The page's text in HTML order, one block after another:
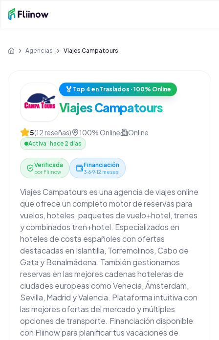
Inicio Agencias Viajes Campatours
🏅 Top 4 en Traslados · 100% Online
Viajes Campatours
5(12reseñas) 100% Online Online
Activa · hace 2 días
Verificada
por Fliinow
Financiación
3·6·9·12 meses
Viajes Campatours es una agencia de viajes online
que ofrece un completo motor de reservas para
vuelos, hoteles, paquetes de vuelo+hotel, trenes
y combinados tren+hotel. Especializados en
hoteles de costa españoles con ofertas
destacadas en Islantilla, Torremolinos, Cabo de
Gata y Benalmádena. También gestionamos
reservas en las mejores cadenas hoteleras de
ciudades europeas como Venecia, Ámsterdam,
Sevilla, Madrid y Valencia. Plataforma intuitiva con
las mejores ofertas del mercado y múltiples
opciones de transporte. Financiación disponible
con Fliinow para planificar tus vacaciones de